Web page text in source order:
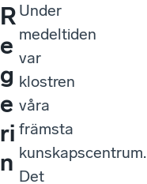
R
e
g
e
ri
n
Under
medeltiden
var
klostren
våra
främsta
kunskapscentrum.
Det